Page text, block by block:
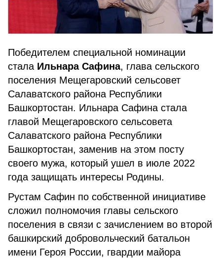
Победителем специальной номинации
стала Ильнара Сафина, глава сельского
поселения Мещегаровский сельсовет
Салаватского района Республики
Башкортостан. Ильнара Сафина стала
главой Мещегаровского сельсовета
Салаватского района Республики
Башкортостан, заменив на этом посту
своего мужа, который ушел в июле 2022
года защищать интересы Родины.
Рустам Сафин по собственной инициативе
сложил полномочия главы сельского
поселения в связи с зачислением во второй
башкирский добровольческий батальон
имени Героя России, гвардии майора